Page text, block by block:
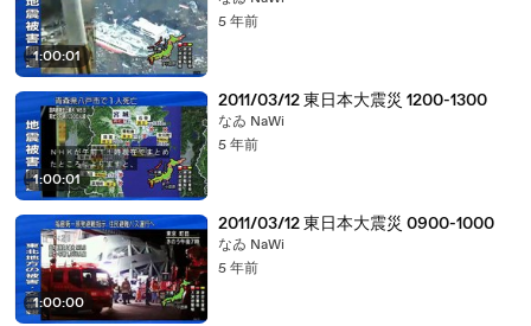
1:00:01
5 年前
1:00:01
2011/03/12 東日本大震災 1200-1300
なゐ NaWi
5 年前
1:00:00
2011/03/12 東日本大震災 0900-1000
なゐ NaWi
5 年前